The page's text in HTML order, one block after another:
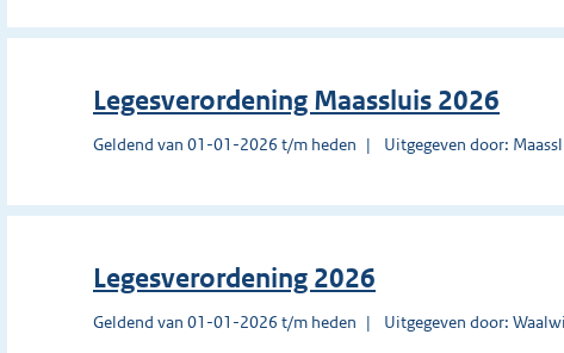
Legesverordening Maassluis 2026
Geldend van 01-01-2026 t/m heden Uitgegeven door:
Legesverordening 2026
Geldend van 01-01-2026 t/m heden Uitgegeven door: